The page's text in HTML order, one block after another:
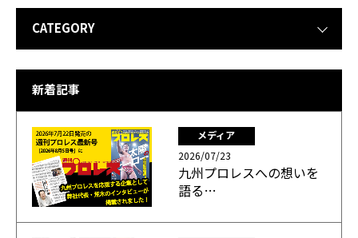
CATEGORY
新着記事
メディア
2026/07/23
九州プロレスへの想いを
語る…